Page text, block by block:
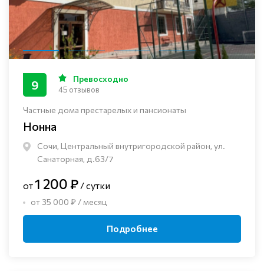
Частные дома престарелых и пансионаты
Нонна
Сочи, Центральный внутригородской район, ул.
Санаторная, д.63/7
9 Превосходно
45 отзывов
от1 200 ₽ / сутки
от 35 000 ₽ / месяц
Подробнее